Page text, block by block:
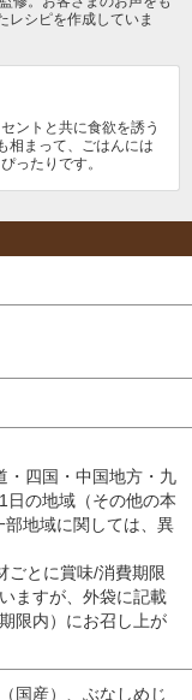
レシピを作成していま
ントと共に食欲を誘う
相まって、ごはんには
ったりです。